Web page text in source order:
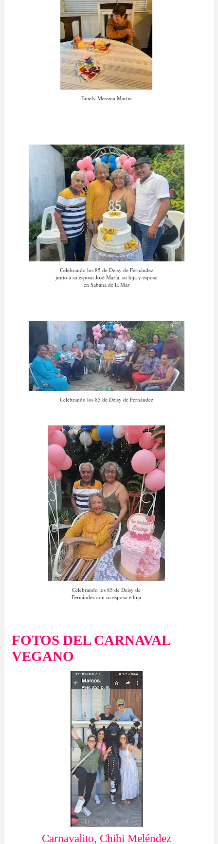
Emely Messina Martin
Celebrando los 85 de Deisy de Fernández
junto a su esposo José María, su hija y esposo
en Sabana de la Mar
Celebrando los 85 de Deisy de Fernández
Celebrando los 85 de Deisy de
Fernández con su esposo e hija
FOTOS DEL CARNAVAL
VEGANO
Carnavalito, Chihi Meléndez